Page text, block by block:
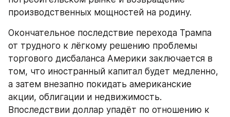
производственных мощностей на родину.
Окончательное последствие перехода Трампа
от трудного к лёгкому решению проблемы
торгового дисбаланса Америки заключается в
том, что иностранный капитал будет медленно,
а затем внезапно покидать американские
акции, облигации и недвижимость.
Впоследствии доллар упадёт по отношению к